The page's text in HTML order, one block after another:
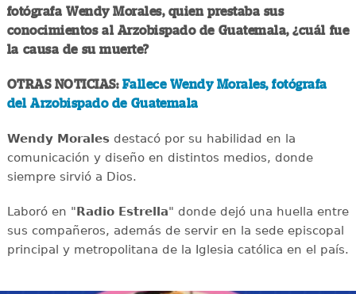
fotógrafa Wendy Morales, quien prestaba sus
conocimientos al Arzobispado de Guatemala, ¿cuál fue
la causa de su muerte?
OTRAS NOTICIAS: Fallece Wendy Morales, fotógrafa
del Arzobispado de Guatemala
Wendy Moralesdestacó por su habilidad en la
comunicación y diseño en distintos medios, donde
siempre sirvió a Dios.
Laboró en "Radio Estrella" donde dejó una huella entre
sus compañeros, además de servir en la sede episcopal
principal y metropolitana de la Iglesia católica en el país.